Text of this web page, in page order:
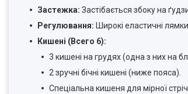
Застежка: Застібається збоку на
Регулювання: Широкі еластичні
Кишені (Всего 6):
3 кишені на грудях (одна з них на
2 зручні бічні кишені (ниже пояса).
Спеціальна кишеня для мірної